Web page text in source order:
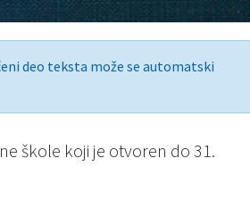
deo teksta može se automatski
škole koji je otvoren do 31.